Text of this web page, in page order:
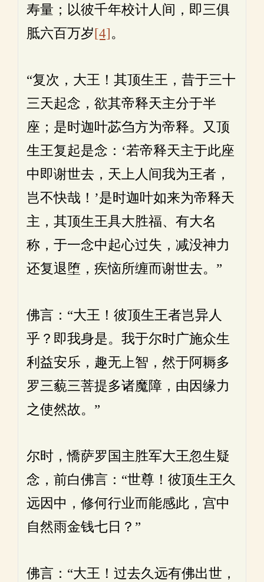
寿量；以彼千年校计人间，即三俱
胝六百万岁[4]。
“复次，大王！其顶生王，昔于三十
三天起念，欲其帝释天主分于半
座；是时迦叶苾刍方为帝释。又顶
生王复起是念：‘若帝释天主于此座
中即谢世去，天上人间我为王者，
岂不快哉！’是时迦叶如来为帝释天
主，其顶生王具大胜福、有大名
称，于一念中起心过失，减没神力
还复退堕，疾恼所缠而谢世去。”
佛言：“大王！彼顶生王者岂异人
乎？即我身是。我于尔时广施众生
利益安乐，趣无上智，然于阿耨多
罗三藐三菩提多诸魔障，由因缘力
之使然故。”
尔时，憍萨罗国主胜军大王忽生疑
念，前白佛言：“世尊！彼顶生王久
远因中，修何行业而能感此，宫中
自然雨金钱七日？”
佛言：“大王！过去久远有佛出世，